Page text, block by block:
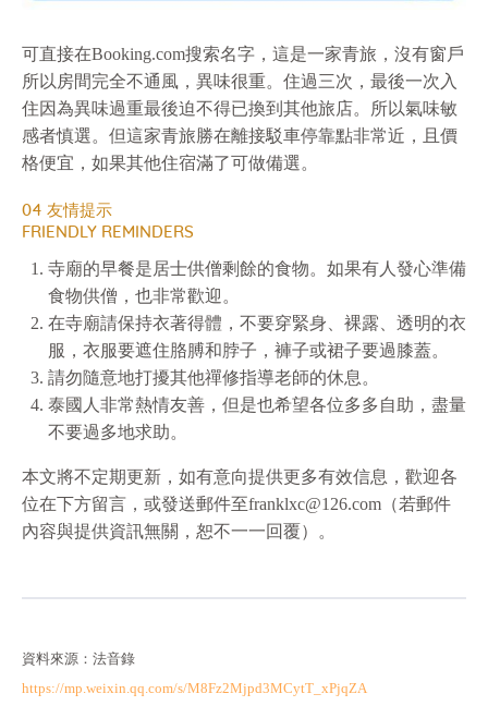
可直接在Booking.com搜索名字，這是一家青旅，沒有窗戶
所以房間完全不通風，異味很重。住過三次，最後一次入
住因為異味過重最後迫不得已換到其他旅店。所以氣味敏
感者慎選。但這家青旅勝在離接駁車停靠點非常近，且價
格便宜，如果其他住宿滿了可做備選。
04 友情提示
FRIENDLY REMINDERS
寺廟的早餐是居士供僧剩餘的食物。如果有人發心準備
食物供僧，也非常歡迎。
在寺廟請保持衣著得體，不要穿緊身、裸露、透明的衣
服，衣服要遮住胳膊和脖子，褲子或裙子要過膝蓋。
請勿隨意地打擾其他禪修指導老師的休息。
泰國人非常熱情友善，但是也希望各位多多自助，盡量
不要過多地求助。
本文將不定期更新，如有意向提供更多有效信息，歡迎各
位在下方留言，或發送郵件至franklxc@126.com（若郵件
內容與提供資訊無關，恕不一一回覆）。
資料來源：法音錄
https://mp.weixin.qq.com/s/M8Fz2Mjpd3MCytT_xPjqZA